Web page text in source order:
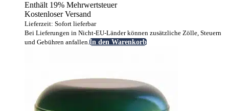
Enthält 19% Mehrwertsteuer
Kostenloser Versand
Lieferzeit: Sofort lieferbar
Bei Lieferungen in Nicht-EU-Länder können zusätzliche Zölle, Steuern
und Gebühren anfallen.In den Warenkorb